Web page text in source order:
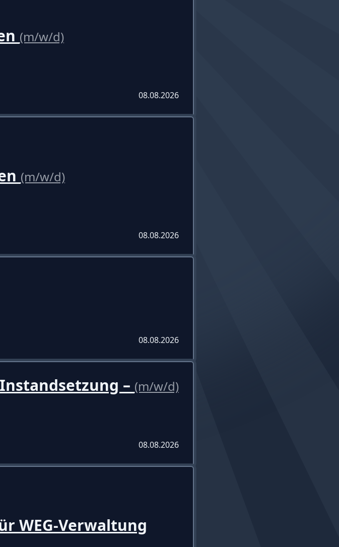
(m/w/d)
08.08.2026
(m/w/d)
08.08.2026
08.08.2026
– (m/w/d)
08.08.2026
WEG-Verwaltung